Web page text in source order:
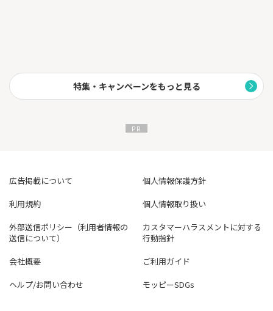
利用いただけません。ポイント還元は受けられませんので、ご注
※3 カード現物のタッチ決済、iD、カード差し込み、磁気取引は
の会員コード提示によって付与されたセブンマイルを、Vポイント
※5 2025年4月1日ご利用分より、セブン‐イレブンでのタバコご
されません。
※6 本サービスや10％還元の条件・詳細は、必ず三井住友カード
※7 即時発行ができない場合があります。
特集・キャンペーンをもっと見る
広告掲載について
個人情報保護方針
利用規約
個人情報取り扱い
外部送信ポリシー（利用者情報の
送信について）
カスタマーハラスメントに対する
行動指針
会社概要
ご利用ガイド
ヘルプ/お問い合わせ
モッピーSDGs